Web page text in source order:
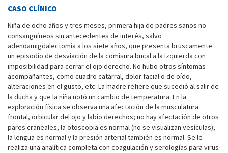
CASO CLÍNICO
Niña de ocho años y tres meses, primera hija de padres sanos no
consanguíneos sin antecedentes de interés, salvo
adenoamigdalectomía a los siete años, que presenta bruscamente
un episodio de desviación de la comisura bucal a la izquierda con
imposibilidad para cerrar el ojo derecho. No hubo otros síntomas
acompañantes, como cuadro catarral, dolor facial o de oído,
alteraciones en el gusto, etc. La madre refiere que sucedió al salir de
la ducha y que la niña notó un cambio de temperatura. En la
exploración física se observa una afectación de la musculatura
frontal, orbicular del ojo y labio derechos; no hay afectación de otros
pares craneales, la otoscopia es normal (no se visualizan vesículas),
la lengua es normal y la presión arterial también es normal. Se le
realiza una analítica completa con coagulación y serologías para virus